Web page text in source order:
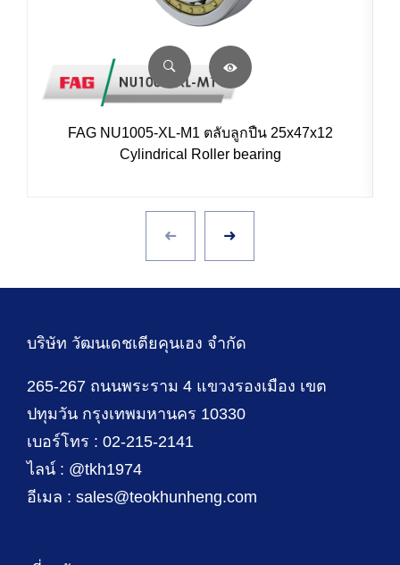
FAG NU1005-XL-M1 ตลับลูกปืน 25x47x12
Cylindrical Roller bearing
บริษัท วัฒนเดชเตียคุนเฮง จำกัด
265-267 ถนนพระราม 4 แขวงรองเมือง เขต
ปทุมวัน กรุงเทพมหานคร 10330
เบอร์โทร : 02-215-2141
ไลน์ : @tkh1974
อีเมล : sales@teokhunheng.com